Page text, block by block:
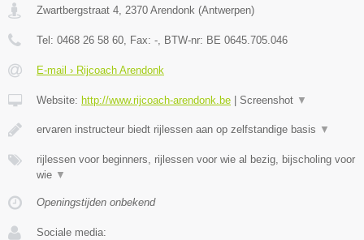
Zwartbergstraat 4, 2370 Arendonk (Antwerpen)
Tel: 0468 26 58 60, Fax: -, BTW-nr: BE 0645.705.046
E-mail › Rijcoach Arendonk
Website: http://www.rijcoach-arendonk.be Screenshot ▼
ervaren instructeur biedt rijlessen aan op zelfstandige basis ▼
rijlessen voor beginners, rijlessen voor wie al bezig, bijscholing voor
wie ▼
Openingstijden onbekend
Sociale media: